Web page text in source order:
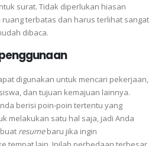
surat. Tidak diperlukan hiasan
terbatas dan harus terlihat sangat
dibaca.
digunakan untuk mencari pekerjaan,
dan tujuan kemajuan lainnya.
berisi poin-poin tertentu yang
melakukan satu hal saja, jadi Anda
resumebaru jika ingin